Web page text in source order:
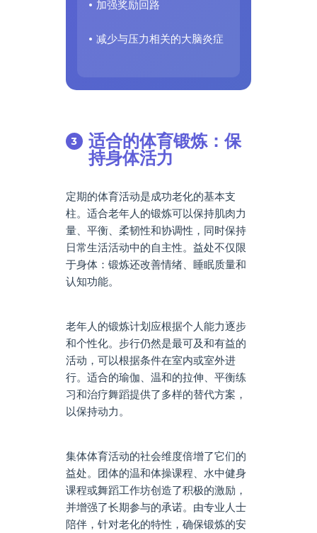
• 加强奖励回路
• 减少与压力相关的大脑炎症
适合的体育锻炼：保
持身体活力
定期的体育活动是成功老化的基本支
柱。适合老年人的锻炼可以保持肌肉力
量、平衡、柔韧性和协调性，同时保持
日常生活活动中的自主性。益处不仅限
于身体：锻炼还改善情绪、睡眠质量和
认知功能。
老年人的锻炼计划应根据个人能力逐步
和个性化。步行仍然是最可及和有益的
活动，可以根据条件在室内或室外进
行。适合的瑜伽、温和的拉伸、平衡练
习和治疗舞蹈提供了多样的替代方案，
以保持动力。
集体体育活动的社会维度倍增了它们的
益处。团体的温和体操课程、水中健身
课程或舞蹈工作坊创造了积极的激励，
并增强了长期参与的承诺。由专业人士
陪伴，针对老化的特性，确保锻炼的安